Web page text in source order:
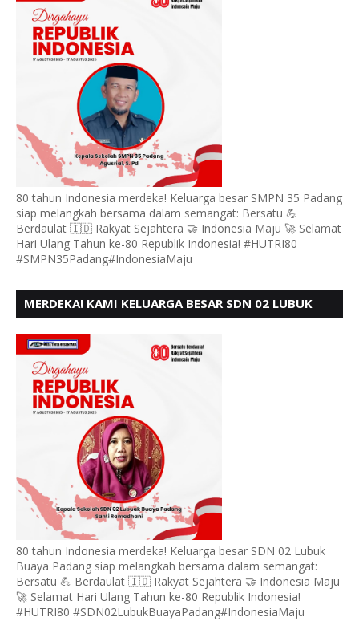
80 tahun Indonesia merdeka! Keluarga besar SMPN 35 Padang
siap melangkah bersama dalam semangat: Bersatu 💪
Berdaulat 🇮🇩 Rakyat Sejahtera 🤝 Indonesia Maju 🚀 Selamat
Hari Ulang Tahun ke-80 Republik Indonesia! #HUTRI80
#SMPN35Padang#IndonesiaMaju
MERDEKA! KAMI KELUARGA BESAR SDN 02 LUBUK
HUT RI KE - 80,
80 tahun Indonesia merdeka! Keluarga besar SDN 02 Lubuk
Buaya Padang siap melangkah bersama dalam semangat:
Bersatu 💪 Berdaulat 🇮🇩 Rakyat Sejahtera 🤝 Indonesia Maju
🚀 Selamat Hari Ulang Tahun ke-80 Republik Indonesia!
#HUTRI80 #SDN02LubukBuayaPadang#IndonesiaMaju